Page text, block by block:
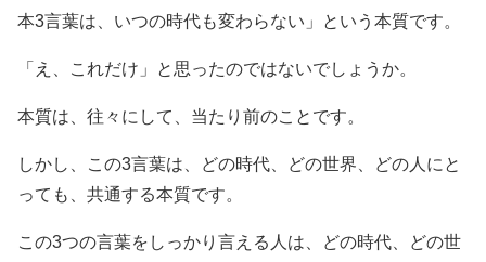
本3言葉は、いつの時代も変わらない」という本質です。
「え、これだけ」と思ったのではないでしょうか。
本質は、往々にして、当たり前のことです。
しかし、この3言葉は、どの時代、どの世界、どの人にと
っても、共通する本質です。
この3つの言葉をしっかり言える人は、どの時代、どの世